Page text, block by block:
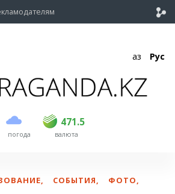
Қаз Рус
погода
471.5
USD 468.5 471.5
EUR валюта
, СОБЫТИЯ, ФОТО,